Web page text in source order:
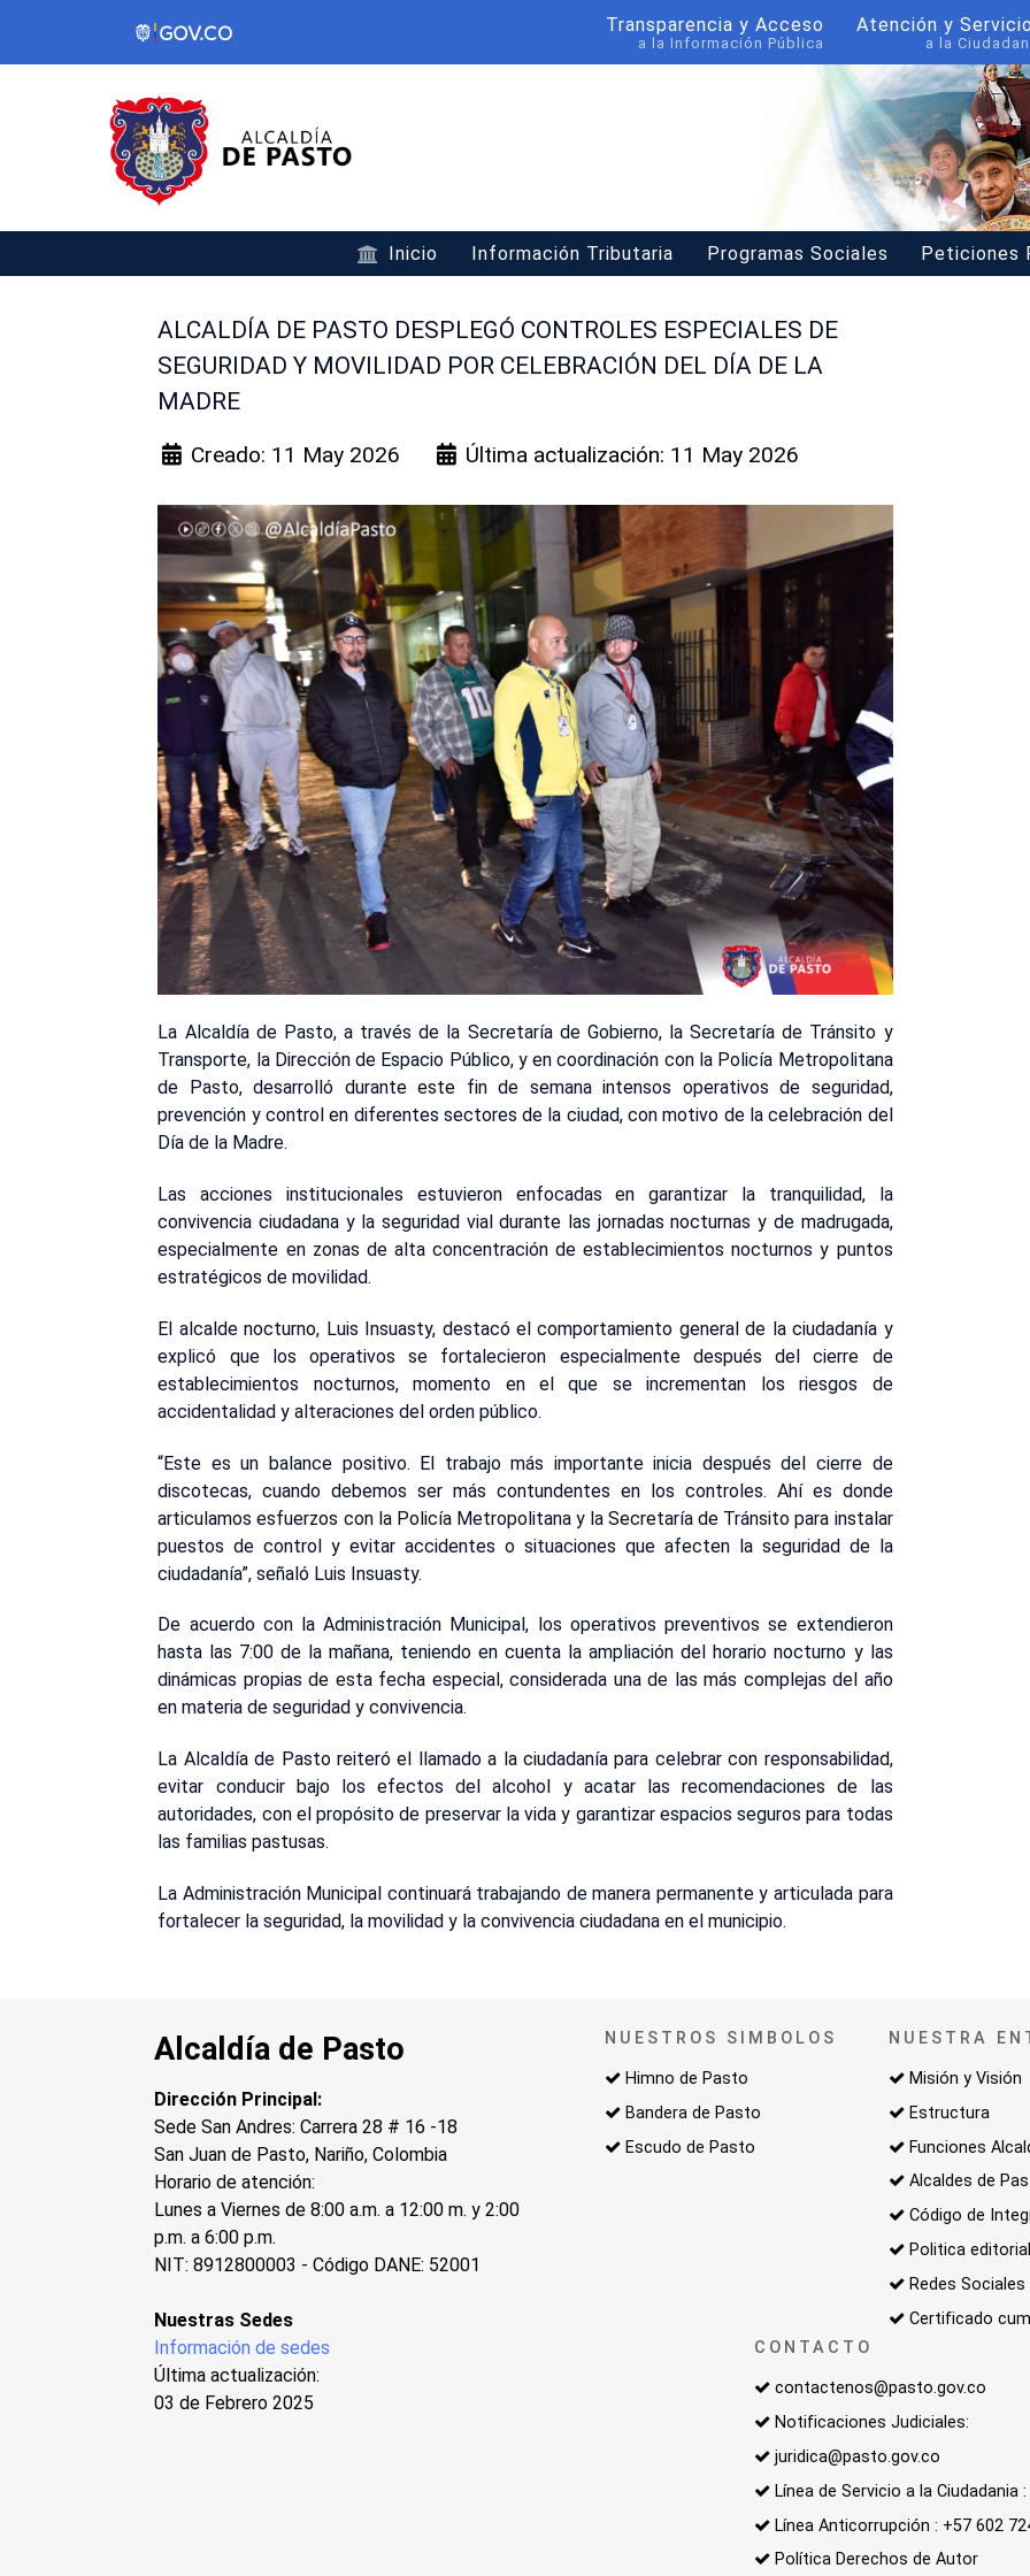
Transparencia y Acceso
a la Información Pública
Atención y
a la
Inicio Información Tributaria Programas Sociales Peticiones
ALCALDÍA DE PASTO DESPLEGÓ CONTROLES ESPECIALES DE
SEGURIDAD Y MOVILIDAD POR CELEBRACIÓN DEL DÍA DE LA
MADRE
Creado: 11 May 2026 Última actualización: 11 May 2026
La Alcaldía de Pasto, a través de la Secretaría de Gobierno, la Secretaría de Tránsito y
Transporte, la Dirección de Espacio Público, y en coordinación con la Policía Metropolitana
de Pasto, desarrolló durante este fin de semana intensos operativos de seguridad,
prevención y control en diferentes sectores de la ciudad, con motivo de la celebración del
Día de la Madre.
Las acciones institucionales estuvieron enfocadas en garantizar la tranquilidad, la
convivencia ciudadana y la seguridad vial durante las jornadas nocturnas y de madrugada,
especialmente en zonas de alta concentración de establecimientos nocturnos y puntos
estratégicos de movilidad.
El alcalde nocturno, Luis Insuasty, destacó el comportamiento general de la ciudadanía y
explicó que los operativos se fortalecieron especialmente después del cierre de
establecimientos nocturnos, momento en el que se incrementan los riesgos de
accidentalidad y alteraciones del orden público.
“Este es un balance positivo. El trabajo más importante inicia después del cierre de
discotecas, cuando debemos ser más contundentes en los controles. Ahí es donde
articulamos esfuerzos con la Policía Metropolitana y la Secretaría de Tránsito para instalar
puestos de control y evitar accidentes o situaciones que afecten la seguridad de la
ciudadanía”, señaló Luis Insuasty.
De acuerdo con la Administración Municipal, los operativos preventivos se extendieron
hasta las 7:00 de la mañana, teniendo en cuenta la ampliación del horario nocturno y las
dinámicas propias de esta fecha especial, considerada una de las más complejas del año
en materia de seguridad y convivencia.
La Alcaldía de Pasto reiteró el llamado a la ciudadanía para celebrar con responsabilidad,
evitar conducir bajo los efectos del alcohol y acatar las recomendaciones de las
autoridades, con el propósito de preservar la vida y garantizar espacios seguros para todas
las familias pastusas.
La Administración Municipal continuará trabajando de manera permanente y articulada para
fortalecer la seguridad, la movilidad y la convivencia ciudadana en el municipio.
Alcaldía de Pasto
Dirección Principal:
Sede San Andres: Carrera 28 # 16 -18
San Juan de Pasto, Nariño, Colombia
Horario de atención:
Lunes a Viernes de 8:00 a.m. a 12:00 m. y 2:00
p.m. a 6:00 p.m.
NIT: 8912800003 - Código DANE: 52001
Nuestras Sedes
Información de sedes
Última actualización:
03 de Febrero 2025
NUESTROS SIMBOLOS
Himno de Pasto
Bandera de Pasto
Escudo de Pasto
NUESTRA
Misión y Visión
Estructura
Funciones
Alcaldes de
Código de
Politica editorial
Redes Sociales
Certificado
CONTACTO
contactenos@pasto.gov.co
Notificaciones Judiciales:
juridica@pasto.gov.co
Línea de Servicio a la Ciudadania
Línea Anticorrupción : +57 602
Política Derechos de Autor